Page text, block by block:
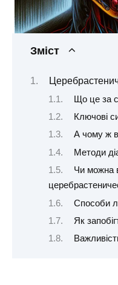
Зміст
Що це за
Ключові
А чому ж
Методи
Чи можна
Способи
Як